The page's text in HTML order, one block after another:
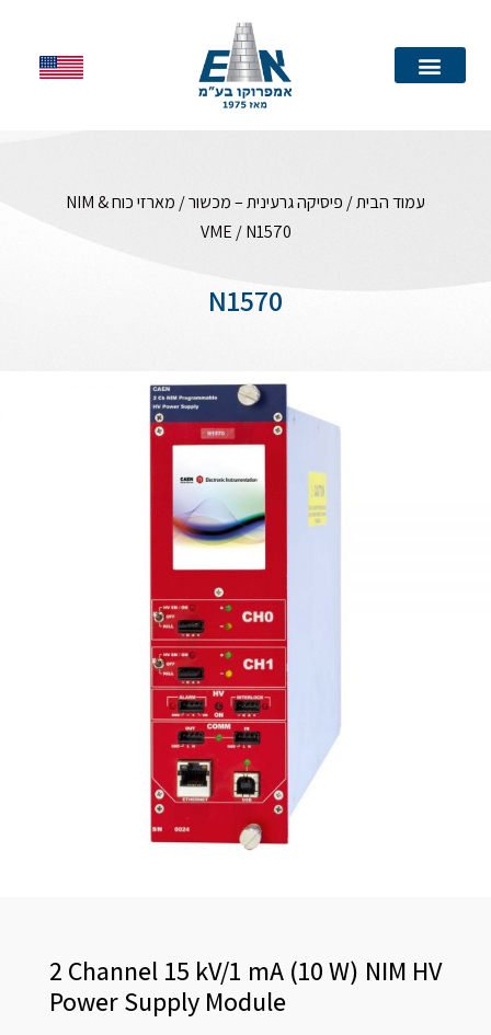
עמוד הבית/ פיסיקה גרעינית – מכשור/
מארזי כוח NIM &
VME / N1570
N1570
2 Channel 15 kV/1 mA (10 W) NIM HV
Power Supply Module